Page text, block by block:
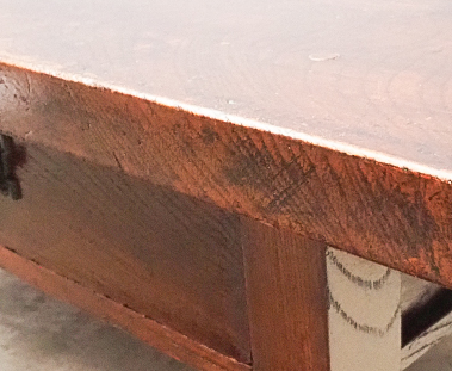
9 月 <<
月 火 水 木 金
土